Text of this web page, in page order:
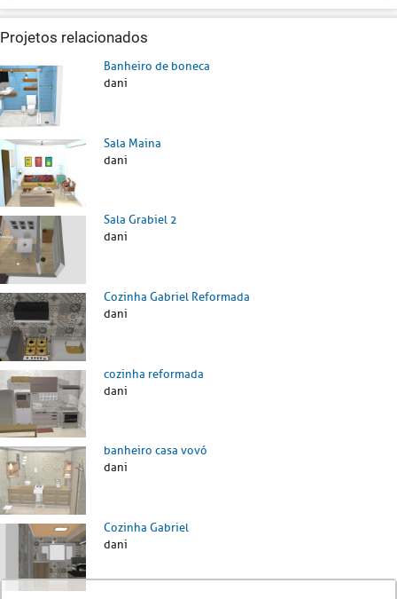
Projetos relacionados
Banheiro de boneca
dani
Sala Maina
dani
Sala Grabiel 2
dani
Cozinha Gabriel Reformada
dani
cozinha reformada
dani
banheiro casa vovó
dani
Cozinha Gabriel
dani